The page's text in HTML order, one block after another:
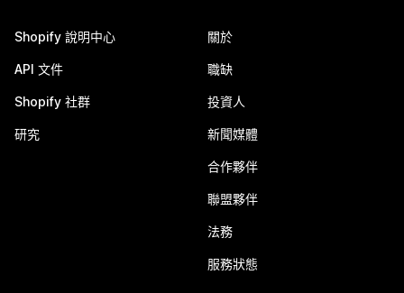
Shopify 說明中心
API 文件
Shopify 社群
研究
關於
職缺
投資人
新聞媒體
合作夥伴
聯盟夥伴
法務
服務狀態